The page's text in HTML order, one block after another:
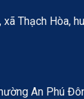
Thạch Hòa,
An Phú